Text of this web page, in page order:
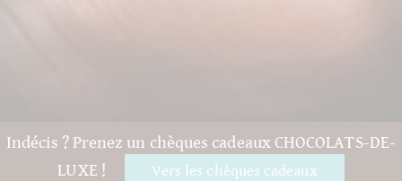
Indécis ? Prenez un chèques cadeaux CHOCOLATS-DE-
LUXE !
Vers les chèques cadeaux